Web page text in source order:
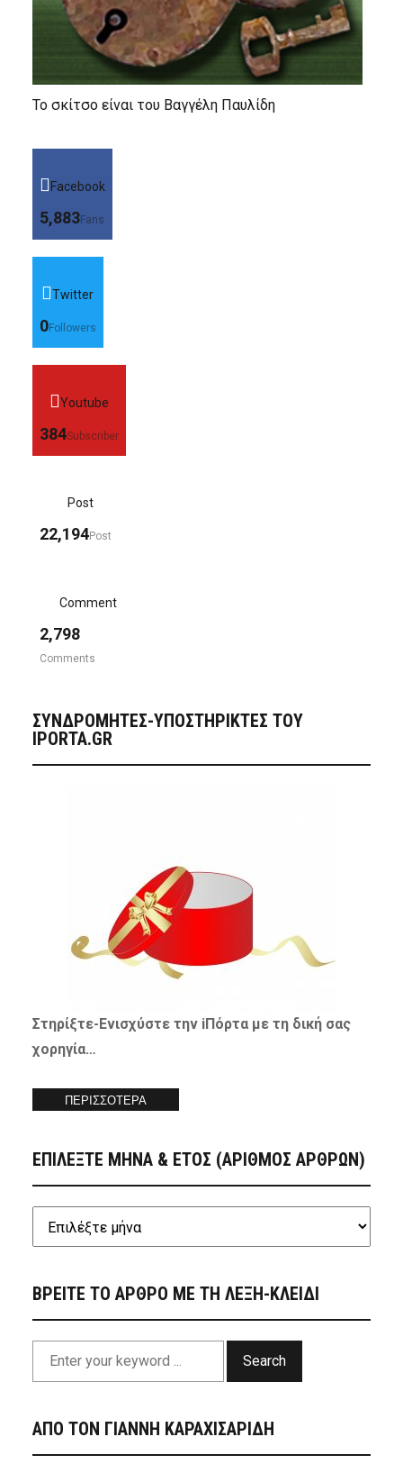
Το σκίτσο είναι του Βαγγέλη Παυλίδη
Facebook
5,883Fans
Twitter
0Followers
Youtube
384Subscriber
Post
22,194Post
Comment
2,798
Comments
ΣΥΝΔΡΟΜΗΤΈΣ-ΥΠΟΣΤΗΡΙΚΤΈΣ ΤΟΥ
IPORTA.GR
Στηρίξτε-Ενισχύστετην iΠόρτα με τη δική σας
χορηγία…
ΠΕΡΙΣΣΟΤΕΡΑ
ΕΠΙΛΕΞΤΕ ΜΗΝΑ & ΕΤΟΣ (ΑΡΙΘΜΟΣ ΑΡΘΡΩΝ)
ΒΡΕΙΤΕ ΤΟ ΑΡΘΡΟ ΜΕ ΤΗ ΛΕΞΗ-ΚΛΕΙΔΙ
Search
ΑΠΟ ΤΟΝ ΓΙΑΝΝΗ ΚΑΡΑΧΙΣΑΡΙΔΗ